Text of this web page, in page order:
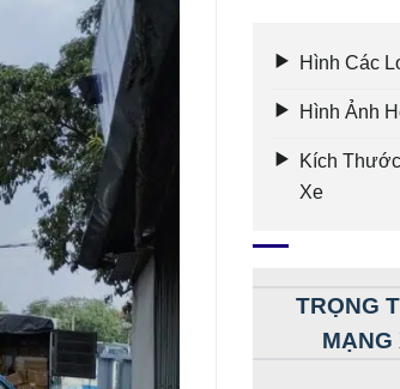
Hình Các
Hình Ảnh
Kích
Xe
TRỌNG
MẠNG